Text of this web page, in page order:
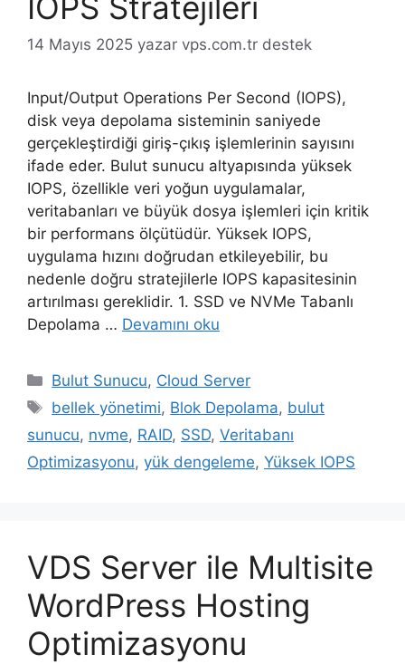
14 Mayıs 2025 yazar vps.com.tr destek
Input/Output Operations Per Second (IOPS),
disk veya depolama sisteminin saniyede
gerçekleştirdiği giriş-çıkış işlemlerinin sayısını
ifade eder. Bulut sunucu altyapısında yüksek
IOPS, özellikle veri yoğun uygulamalar,
veritabanları ve büyük dosya işlemleri için kritik
bir performans ölçütüdür. Yüksek IOPS,
uygulama hızını doğrudan etkileyebilir, bu
nedenle doğru stratejilerle IOPS kapasitesinin
artırılması gereklidir. 1. SSD ve NVMe Tabanlı
Depolama … Devamını oku
Kategoriler
Bulut Sunucu, Cloud Server
Etiketler
bellek yönetimi, Blok Depolama, bulut
sunucu, nvme, RAID, SSD, Veritabanı
Optimizasyonu, yük dengeleme, Yüksek IOPS
VDS Server ile Multisite
WordPress Hosting
Optimizasyonu